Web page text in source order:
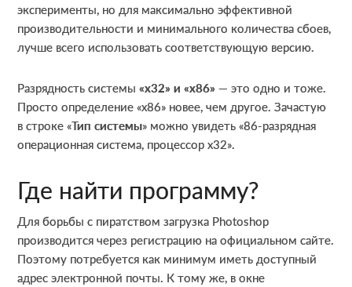
эксперименты, но для максимально эффективной
производительности и минимального количества сбоев,
лучше всего использовать соответствующую версию.
Разрядность системы«х32» и «х86»— это одно и тоже.
Просто определение «х86» новее, чем другое. Зачастую
в строке «Тип системы» можно увидеть «86-разрядная
операционная система, процессор х32».
Где найти программу?
Для борьбы с пиратством загрузка Photoshop
производится через регистрацию на официальном сайте.
Поэтому потребуется как минимум иметь доступный
адрес электронной почты. К тому же, в окне